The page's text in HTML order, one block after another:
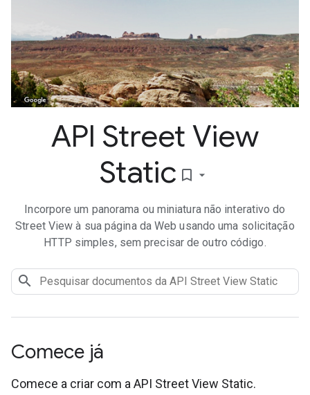
API Street View
Static bookmark_border
Incorpore um panorama ou miniatura não interativo do
Street View à sua página da Web usando uma solicitação
HTTP simples, sem precisar de outro código.
Comece já
Comece a criar com a API Street View Static.